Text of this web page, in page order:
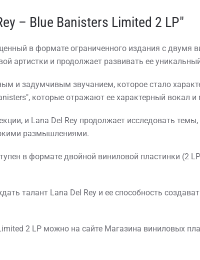
– Blue Banisters Limited 2 LP"
в формате ограниченного издания с двумя
артистки и продолжает развивать ее
и задумчивым звучанием, которое стало
которые отражают ее характерный вокал
и Lana Del Rey продолжает исследовать
размышлениями.
в формате двойной виниловой пластинки (2
талант Lana Del Rey и ее способность
2 LP можно на сайте Магазина виниловых